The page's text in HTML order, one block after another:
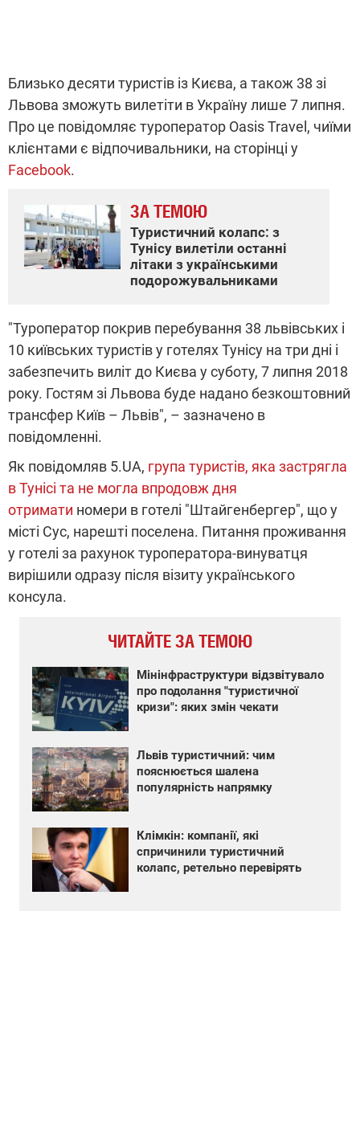
Близько десяти туристів із Києва, а також 38 зі
Львова зможуть вилетіти в Україну лише 7 липня.
Про це повідомляє туроператор Oasis Travel, чиїми
клієнтами є відпочивальники, на сторінці у
Facebook.
ЗА ТЕМОЮ
Туристичний колапс: з
Тунісу вилетіли останні
літаки з українськими
подорожувальниками
"Туроператор покрив перебування 38 львівських і
10 київських туристів у готелях Тунісу на три дні і
забезпечить виліт до Києва у суботу, 7 липня 2018
року. Гостям зі Львова буде надано безкоштовний
трансфер Київ – Львів", – зазначено в
повідомленні.
Як повідомляв 5.UA, група туристів, яка застрягла
в Тунісі та не могла впродовж дня
отримати номери в готелі "Штайгенбергер", що у
місті Сус, нарешті поселена. Питання проживання
у готелі за рахунок туроператора-винуватця
вирішили одразу після візиту українського
консула.
ЧИТАЙТЕ ЗА ТЕМОЮ
Мінінфраструктури відзвітувало
про подолання "туристичної
кризи": яких змін чекати
Львів туристичний: чим
пояснюється шалена
популярність напрямку
Клімкін: компанії, які
спричинили туристичний
колапс, ретельно перевірять